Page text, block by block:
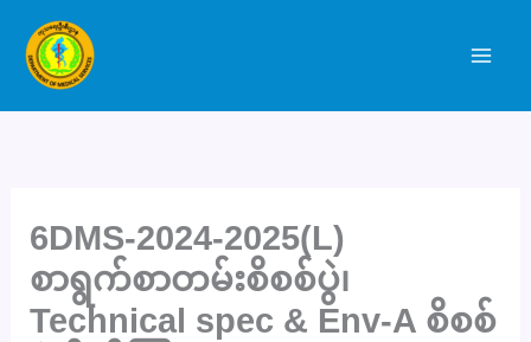
content
6DMS-2024-2025(L)
စာရွက်စာတမ်းစိစစ်ပွဲ၊
Technical spec & Env-A စိစစ်